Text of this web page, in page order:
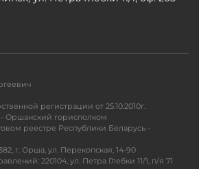
регистрации от 25.10.2010г.
Оршанский горисполком
реестре Республики Беларусь -
г. Орша, ул. Перекопская, 14-90
220104, ул. Петра Глебки 11/1, п/я 71